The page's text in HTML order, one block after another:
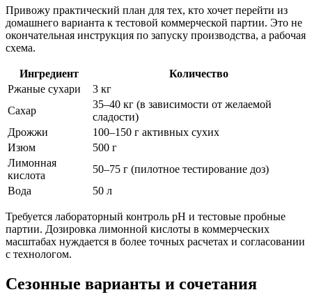
Привожу практический план для тех, кто хочет перейти из
домашнего варианта к тестовой коммерческой партии. Это не
окончательная инструкция по запуску производства, а рабочая
схема.
Ингредиент
Количество
Ржаные сухари
3 кг
Сахар
35–40 кг (в зависимости от желаемой
сладости)
Дрожжи
100–150 г активных сухих
Изюм
500 г
Лимонная
кислота
50–75 г (пилотное тестирование доз)
Вода
50 л
Требуется лабораторный контроль pH и тестовые пробные
партии. Дозировка лимонной кислоты в коммерческих
масштабах нуждается в более точных расчетах и согласовании
с технологом.
Сезонные варианты и сочетания